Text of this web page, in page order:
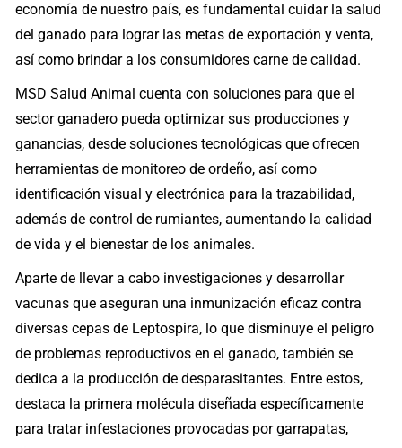
economía de nuestro país, es fundamental cuidar la salud
del ganado para lograr las metas de exportación y venta,
así como brindar a los consumidores carne de calidad.
MSD Salud Animal cuenta con soluciones para que el
sector ganadero pueda optimizar sus producciones y
ganancias, desde soluciones tecnológicas que ofrecen
herramientas de monitoreo de ordeño, así como
identificación visual y electrónica para la trazabilidad,
además de control de rumiantes, aumentando la calidad
de vida y el bienestar de los animales.
Aparte de llevar a cabo investigaciones y desarrollar
vacunas que aseguran una inmunización eficaz contra
diversas cepas de Leptospira, lo que disminuye el peligro
de problemas reproductivos en el ganado, también se
dedica a la producción de desparasitantes. Entre estos,
destaca la primera molécula diseñada específicamente
para tratar infestaciones provocadas por garrapatas,